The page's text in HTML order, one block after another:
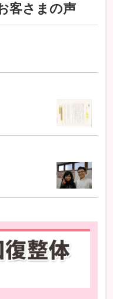
客さまの声